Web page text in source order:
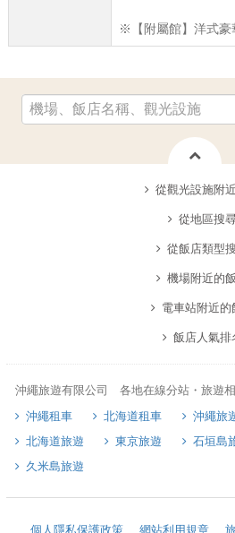
※【附屬館】洋式豪
從觀光設施附
從地區搜
從飯店類型
機場附近的
電車站附近的
飯店人氣排
沖繩旅遊有限公司 各地在線分站・旅遊
沖繩租車
北海道租車 沖繩旅
北海道旅遊
東京旅遊 石垣島
久米島旅遊
個人隱私保護政策 網站利用規章